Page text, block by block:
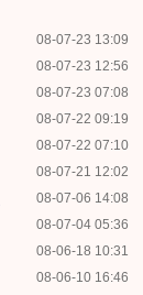
08-07-23 13:09
08-07-23 12:56
08-07-23 07:08
08-07-22 09:19
08-07-22 07:10
08-07-21 12:02
08-07-06 14:08
08-07-04 05:36
08-06-18 10:31
08-06-10 16:46